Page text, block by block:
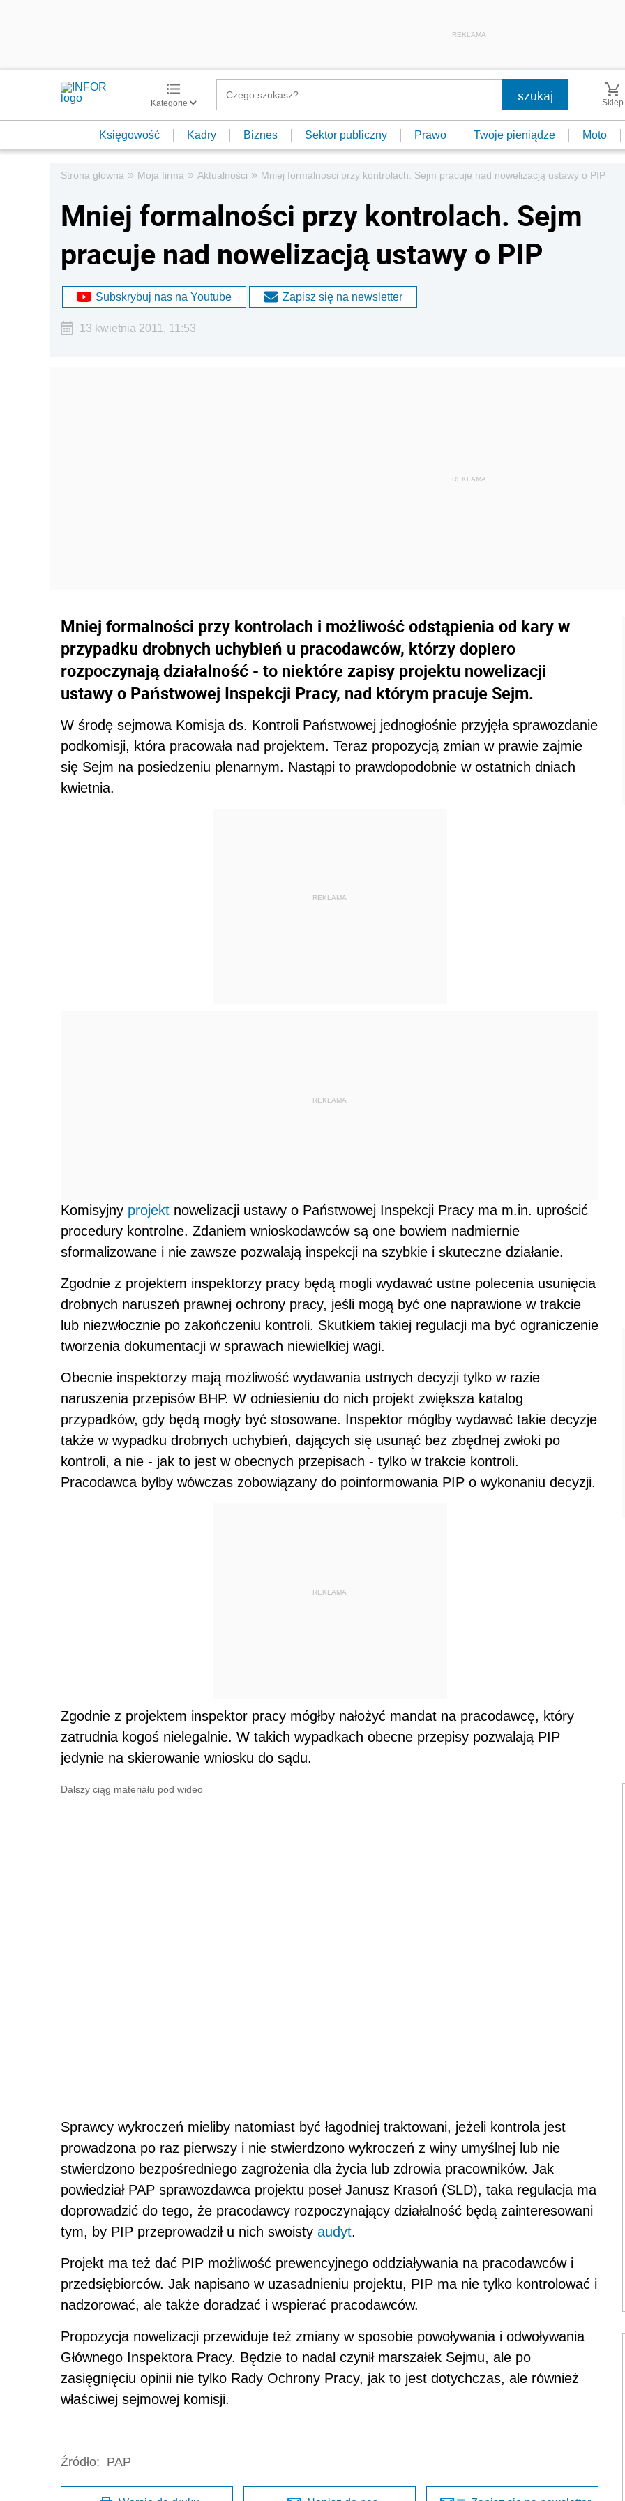
REKLAMA
Kategorie Sklep
Księgowość Kadry Biznes Sektor publiczny Prawo Twoje pieniądze Moto
Strona główna » Moja firma » Aktualności » Mniej formalności przy kontrolach. Sejm pracuje nad nowelizacją ustawy o PIP
Mniej formalności przy kontrolach. Sejm
pracuje nad nowelizacją ustawy o PIP
Subskrybuj nas na Youtube Zapisz się na newsletter
13 kwietnia 2011, 11:53
Mniej formalności przy kontrolach i możliwość odstąpienia od kary w
przypadku drobnych uchybień u pracodawców, którzy dopiero
rozpoczynają działalność - to niektóre zapisy projektu nowelizacji
ustawy o Państwowej Inspekcji Pracy, nad którym pracuje Sejm.
W środę sejmowa Komisja ds. Kontroli Państwowej jednogłośnie przyjęła sprawozdanie
podkomisji, która pracowała nad projektem. Teraz propozycją zmian w prawie zajmie
się Sejm na posiedzeniu plenarnym. Nastąpi to prawdopodobnie w ostatnich dniach
kwietnia.
REKLAMA
REKLAMA
Komisyjny projekt nowelizacji ustawy o Państwowej Inspekcji Pracy ma m.in. uprościć
procedury kontrolne. Zdaniem wnioskodawców są one bowiem nadmiernie
sformalizowane i nie zawsze pozwalają inspekcji na szybkie i skuteczne działanie.
Zgodnie z projektem inspektorzy pracy będą mogli wydawać ustne polecenia usunięcia
drobnych naruszeń prawnej ochrony pracy, jeśli mogą być one naprawione w trakcie
lub niezwłocznie po zakończeniu kontroli. Skutkiem takiej regulacji ma być ograniczenie
tworzenia dokumentacji w sprawach niewielkiej wagi.
Obecnie inspektorzy mają możliwość wydawania ustnych decyzji tylko w razie
naruszenia przepisów BHP. W odniesieniu do nich projekt zwiększa katalog
przypadków, gdy będą mogły być stosowane. Inspektor mógłby wydawać takie decyzje
także w wypadku drobnych uchybień, dających się usunąć bez zbędnej zwłoki po
kontroli, a nie - jak to jest w obecnych przepisach - tylko w trakcie kontroli.
Pracodawca byłby wówczas zobowiązany do poinformowania PIP o wykonaniu decyzji.
REKLAMA
Zgodnie z projektem inspektor pracy mógłby nałożyć mandat na pracodawcę, który
zatrudnia kogoś nielegalnie. W takich wypadkach obecne przepisy pozwalają PIP
jedynie na skierowanie wniosku do sądu.
Dalszy ciąg materiału pod wideo
Sprawcy wykroczeń mieliby natomiast być łagodniej traktowani, jeżeli kontrola jest
prowadzona po raz pierwszy i nie stwierdzono wykroczeń z winy umyślnej lub nie
stwierdzono bezpośredniego zagrożenia dla życia lub zdrowia pracowników. Jak
powiedział PAP sprawozdawca projektu poseł Janusz Krasoń (SLD), taka regulacja ma
doprowadzić do tego, że pracodawcy rozpoczynający działalność będą zainteresowani
tym, by PIP przeprowadził u nich swoisty audyt.
Projekt ma też dać PIP możliwość prewencyjnego oddziaływania na pracodawców i
przedsiębiorców. Jak napisano w uzasadnieniu projektu, PIP ma nie tylko kontrolować i
nadzorować, ale także doradzać i wspierać pracodawców.
Propozycja nowelizacji przewiduje też zmiany w sposobie powoływania i odwoływania
Głównego Inspektora Pracy. Będzie to nadal czynił marszałek Sejmu, ale po
zasięgnięciu opinii nie tylko Rady Ochrony Pracy, jak to jest dotychczas, ale również
właściwej sejmowej komisji.
Źródło: PAP